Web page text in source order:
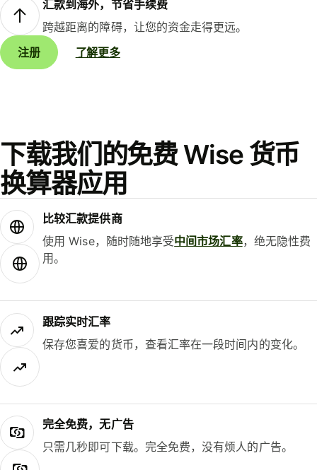
汇款到海外，节省手续费
跨越距离的障碍，让您的资金走得更远。
注册
了解更多
下载我们的免费 Wise 货币
换算器应用
比较汇款提供商
使用 Wise，随时随地享受中间市场汇率，绝无隐性费
用。
跟踪实时汇率
保存您喜爱的货币，查看汇率在一段时间内的变化。
完全免费，无广告
只需几秒即可下载。完全免费，没有烦人的广告。